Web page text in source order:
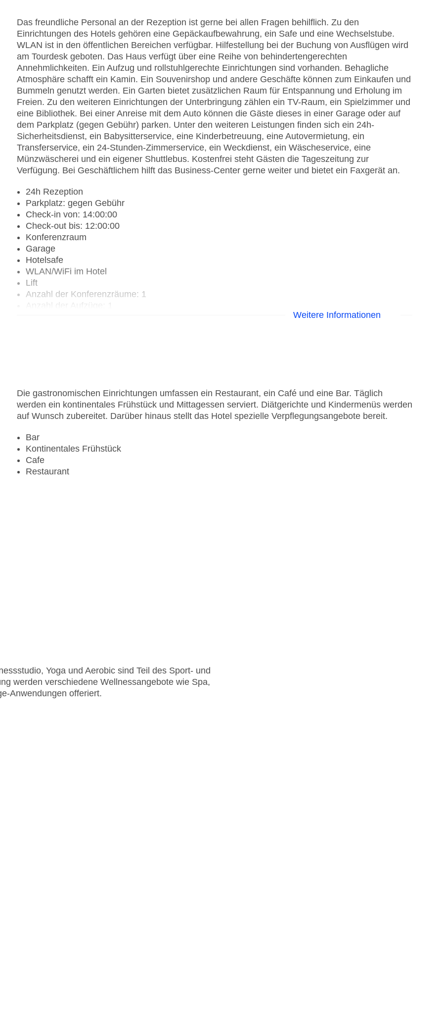
Das freundliche Personal an der Rezeption ist gerne bei allen Fragen behilflich. Zu den
Einrichtungen des Hotels gehören eine Gepäckaufbewahrung, ein Safe und eine Wechselstube.
WLAN ist in den öffentlichen Bereichen verfügbar. Hilfestellung bei der Buchung von Ausflügen wird
am Tourdesk geboten. Das Haus verfügt über eine Reihe von behindertengerechten
Annehmlichkeiten. Ein Aufzug und rollstuhlgerechte Einrichtungen sind vorhanden. Behagliche
Atmosphäre schafft ein Kamin. Ein Souvenirshop und andere Geschäfte können zum Einkaufen und
Bummeln genutzt werden. Ein Garten bietet zusätzlichen Raum für Entspannung und Erholung im
Freien. Zu den weiteren Einrichtungen der Unterbringung zählen ein TV-Raum, ein Spielzimmer und
eine Bibliothek. Bei einer Anreise mit dem Auto können die Gäste dieses in einer Garage oder auf
dem Parkplatz (gegen Gebühr) parken. Unter den weiteren Leistungen finden sich ein 24h-
Sicherheitsdienst, ein Babysitterservice, eine Kinderbetreuung, eine Autovermietung, ein
Transferservice, ein 24-Stunden-Zimmerservice, ein Weckdienst, ein Wäscheservice, eine
Münzwäscherei und ein eigener Shuttlebus. Kostenfrei steht Gästen die Tageszeitung zur
Verfügung. Bei Geschäftlichem hilft das Business-Center gerne weiter und bietet ein Faxgerät an.
24h Rezeption
Parkplatz: gegen Gebühr
Check-in von: 14:00:00
Check-out bis: 12:00:00
Konferenzraum
Garage
Hotelsafe
WLAN/WiFi im Hotel
Lift
Anzahl der Konferenzräume: 1
Anzahl der Aufzüge: 1
Weitere Informationen
Die gastronomischen Einrichtungen umfassen ein Restaurant, ein Café und eine Bar. Täglich
werden ein kontinentales Frühstück und Mittagessen serviert. Diätgerichte und Kindermenüs werden
auf Wunsch zubereitet. Darüber hinaus stellt das Hotel spezielle Verpflegungsangebote bereit.
Bar
Kontinentales Frühstück
Cafe
Restaurant
Yoga und Aerobic sind Teil des Sport- und
werden verschiedene Wellnessangebote wie Spa,
Anwendungen offeriert.